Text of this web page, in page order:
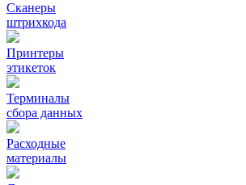
Сканеры
штрихкода
Принтеры
этикеток
Терминалы
сбора данных
Расходные
материалы